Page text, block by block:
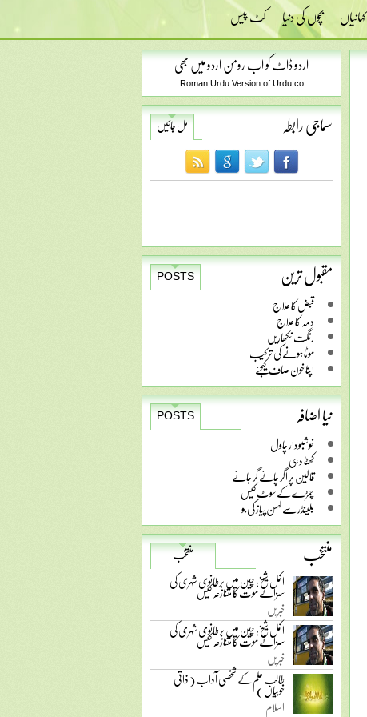
کہانیاں بچوں کی دنیا کٹ پیس
اردو ڈاٹ کو اب رومن اردو میں بھی
Roman Urdu Version of Urdu.co
سماجی رابطہ مل جائیں
مقبول ترین
POSTS
قبض کا علاج
دمہ کا علاج
رنگت نکھاریں
موٹا ہونے کی ترکیب
اپنا خون صاف کیجئے
نیا اضافہ
POSTS
خوشبودار چاول
کھٹا دہی
قالین پر اگر چائے گر جائے
چمڑے کے سوٹ کیس
بلینڈر سے لہسن پیاز کی بو
منتخب
منتخب
اکمل شیخ: چین میں برطانوی شہری کی
سزائے موت کا متنازعہ کیس
خبریں
اکمل شیخ: چین میں برطانوی شہری کی
سزائے موت کا متنازعہ کیس
خبریں
طالب علم کے شخصی آداب ( ذاتی
خوبیاں )
اسلام